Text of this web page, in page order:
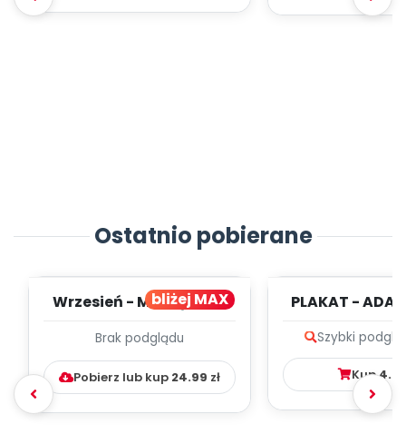
Ostatnio pobierane
bliżej MAX
Wrzesień - MIESIĘCZNY
WYCHOWAWCZO –
DYDAKTYC...
Brak podglądu
Pobierz lub kup 24.99 zł
PLAKAT -
Szybki
Kup